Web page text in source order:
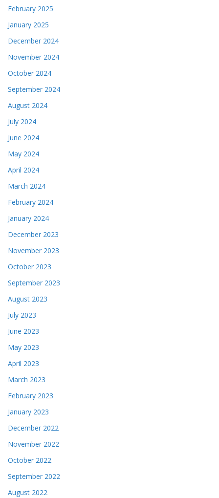
February 2025
January 2025
December 2024
November 2024
October 2024
September 2024
August 2024
July 2024
June 2024
May 2024
April 2024
March 2024
February 2024
January 2024
December 2023
November 2023
October 2023
September 2023
August 2023
July 2023
June 2023
May 2023
April 2023
March 2023
February 2023
January 2023
December 2022
November 2022
October 2022
September 2022
August 2022